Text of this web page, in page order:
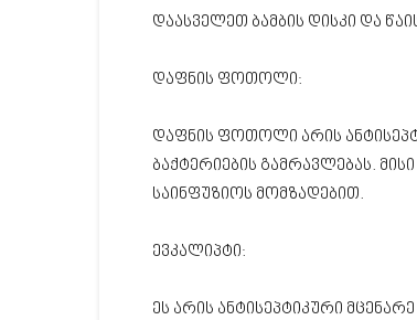
დაასველეთ ბამბის დისკი და
დაფნის ფოთოლი:
დაფნის ფოთოლი არის
ბაქტერიების გამრავლებას.
საინფუზიოს მომზადებით.
ევკალიპტი:
ეს არის ანტისეპტიკური